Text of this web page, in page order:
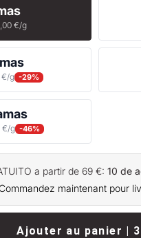
€/g
€/g -29%
€/g -46%
a partir de 69 €: 10 de
Commandez maintenant pour
Ajouter au panier |